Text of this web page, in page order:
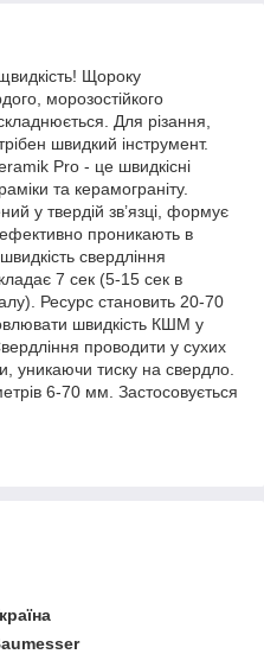
Щороку
морозостійкого
Для різання,
швидкий інструмент.
Pro - це швидкісні
та керамограніту.
у твердій зв’язці, формує
ефективно проникають в
свердління
7 сек (5-15 сек в
Ресурс становить 20-70
швидкість КШМ у
проводити у сухих
уникаючи тиску на свердло.
6-70 мм. Застосовується